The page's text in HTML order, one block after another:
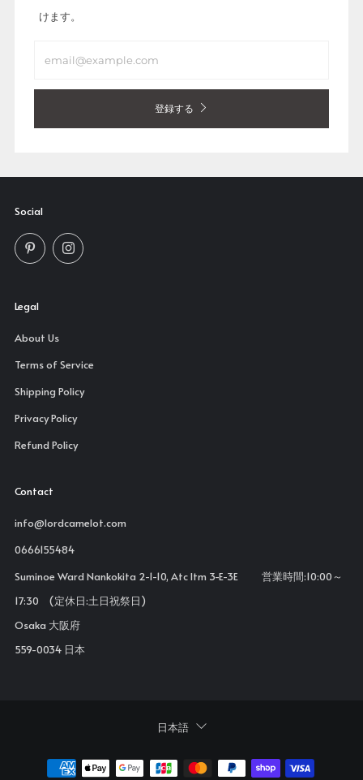
けます。
登録する
Social
PinterestInstagram
Legal
About Us
Terms of Service
Shipping Policy
Privacy Policy
Refund Policy
Contact
info@lordcamelot.com
0666155484
Suminoe Ward Nankokita 2-1-10, Atc Itm 3-E-3E 営業時間:10:00～
17:30 (定休日:土日祝祭日)
Osaka 大阪府
559-0034 日本
Language
日本語